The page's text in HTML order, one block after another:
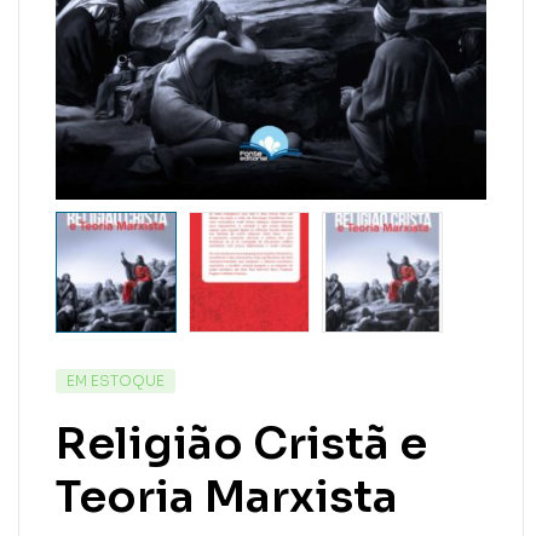
EM ESTOQUE
Religião Cristã e
Teoria Marxista